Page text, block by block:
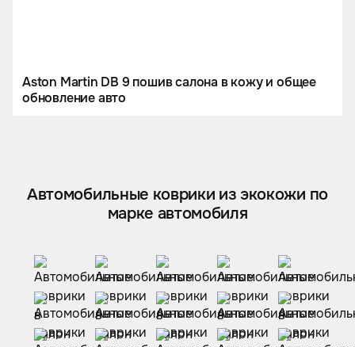
Aston Martin DB 9 пошив салона в кожу и общее
обновление авто
Автомобильные коврики из экокожи по
марке автомобиля